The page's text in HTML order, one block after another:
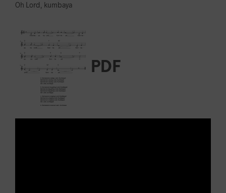
Oh Lord, kumbaya
PDF